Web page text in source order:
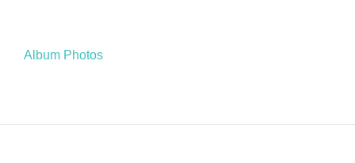
Album Photos